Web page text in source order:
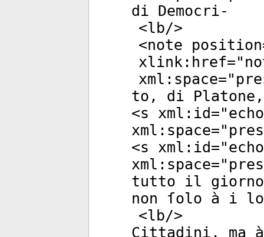
di Democri-
<lb/>
<note position
xlink:href="
xml:space="
to, di
<s xml:id="
xml:space="
<s xml:id="
xml:space="
tutto il
non ſolo à i
<lb/>
Cittadini, ma